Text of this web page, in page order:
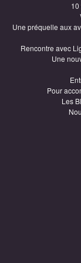
Une préquelle aux
Rencontre avec
Une
Pour
Les